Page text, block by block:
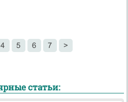
4 5 6 7 >
статьи: